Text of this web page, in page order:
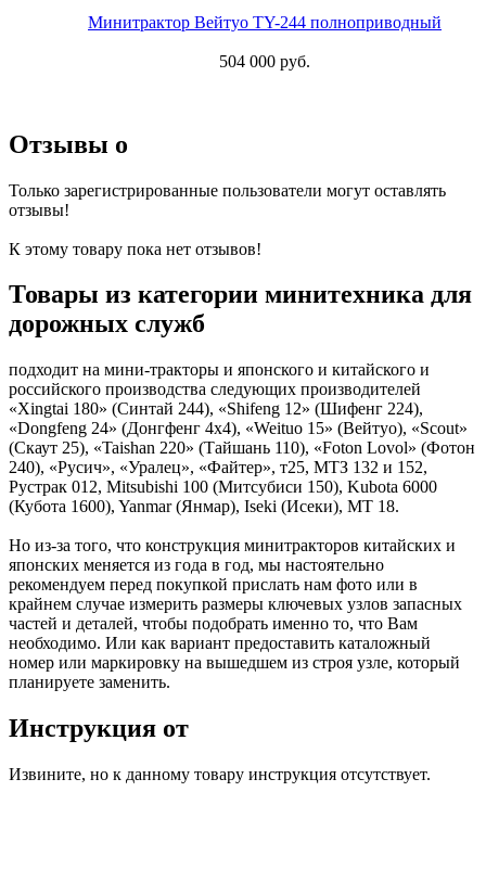
Минитрактор Вейтуо TY-244 полноприводный
504 000 руб.
Отзывы о
Только зарегистрированные пользователи могут оставлять
отзывы!
К этому товару пока нет отзывов!
Товары из категории минитехника для
дорожных служб
подходит на мини-тракторы и японского и китайского и
российского производства следующих производителей
«Xingtai 180» (Синтай 244), «Shifeng 12» (Шифенг 224),
«Dongfeng 24» (Донгфенг 4х4), «Weituo 15» (Вейтуо), «Scout»
(Скаут 25), «Taishan 220» (Тайшань 110), «Foton Lovol» (Фотон
240), «Русич», «Уралец», «Файтер», т25, МТЗ 132 и 152,
Рустрак 012, Mitsubishi 100 (Митсубиси 150), Kubota 6000
(Кубота 1600), Yanmar (Янмар), Iseki (Исеки), МТ 18.
Но из-за того, что конструкция минитракторов китайских и
японских меняется из года в год, мы настоятельно
рекомендуем перед покупкой прислать нам фото или в
крайнем случае измерить размеры ключевых узлов запасных
частей и деталей, чтобы подобрать именно то, что Вам
необходимо. Или как вариант предоставить каталожный
номер или маркировку на вышедшем из строя узле, который
планируете заменить.
Инструкция от
Извините, но к данному товару инструкция отсутствует.